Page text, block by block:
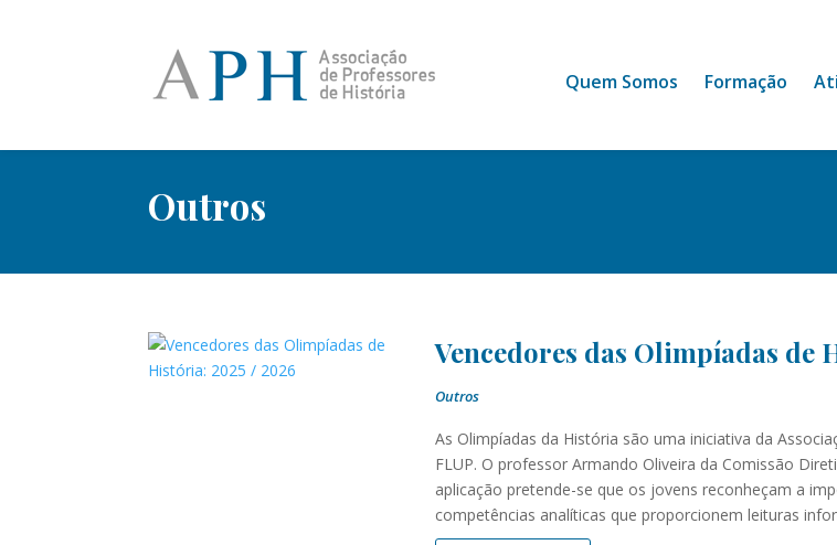
Quem Somos Formação
Outros
Vencedores das Olimpíadas de
Outros
As Olimpíadas da História são uma iniciativa da
FLUP. O professor Armando Oliveira da Comissão
aplicação pretende-se que os jovens reconheçam a
competências analíticas que proporcionem leituras